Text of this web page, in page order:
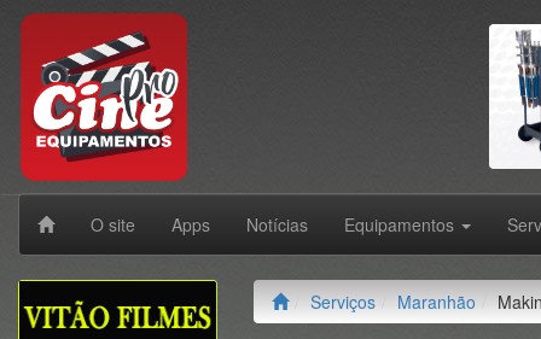
O site Apps Notícias Equipamentos
Serviços Maranhão